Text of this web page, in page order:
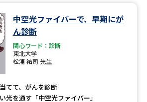
個人情報取扱規定
テレメール進学カタログ
訂正のご案内
中空光ファイバーで、早期にが
ん診断
関心ワード：診断
東北大学
松浦 祐司 先生
てて、がんを診断
光を通す「中空光ファイバー」